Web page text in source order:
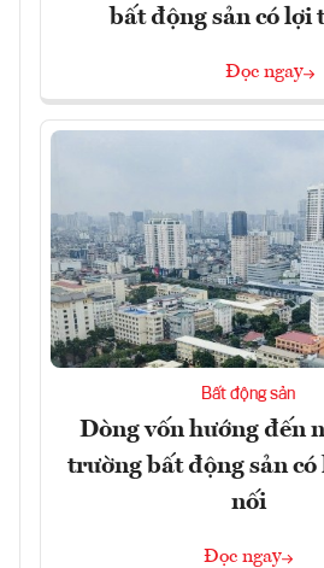
bất động sản có lợi
Đọc ngay
Bất động sản
Dòng vốn hướng đến
trường bất động sản
nối
Đọc ngay